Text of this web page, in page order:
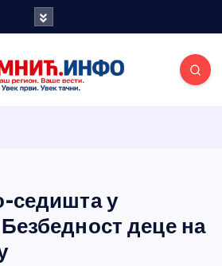
и портал
седишта у
деце на